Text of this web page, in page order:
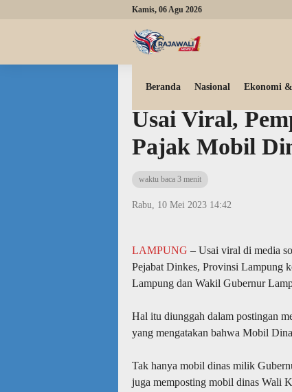
Kamis, 06 Agu 2026
Beranda Nasional Ekonomi
Usai Viral,
Pajak Mobil
waktu baca 3 menit
Rabu, 10 Mei 2023 14:42
LAMPUNG – Usai viral di media
Pejabat Dinkes, Provinsi Lampung
Lampung dan Wakil Gubernur
Hal itu diunggah dalam postingan
yang mengatakan bahwa Mobil
Tak hanya mobil dinas milik
juga memposting mobil dinas Wali